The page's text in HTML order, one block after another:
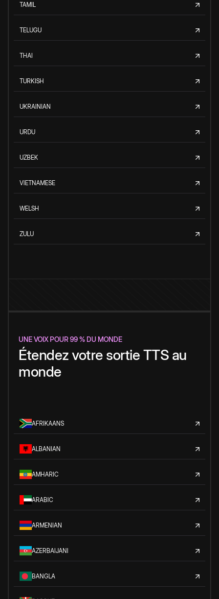
TAMIL
TELUGU
THAI
TURKISH
UKRAINIAN
URDU
UZBEK
VIETNAMESE
WELSH
ZULU
UNE VOIX POUR 99 % DU MONDE
Étendez votre sortie TTS au
monde
AFRIKAANS
ALBANIAN
AMHARIC
ARABIC
ARMENIAN
AZERBAIJANI
BANGLA